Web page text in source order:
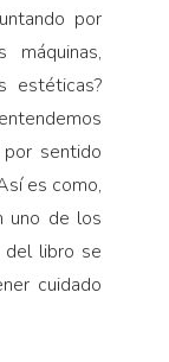
por
estéticas?
sentido
es como,
uno de los
del libro se
cuidado